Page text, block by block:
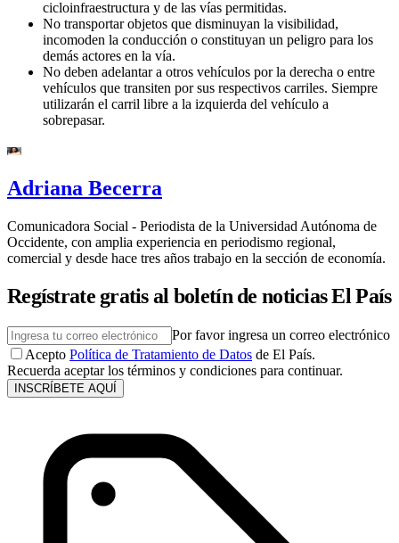
cicloinfraestructura y de las vías permitidas.
No transportar objetos que disminuyan la visibilidad,
incomoden la conducción o constituyan un peligro para los
demás actores en la vía.
No deben adelantar a otros vehículos por la derecha o entre
vehículos que transiten por sus respectivos carriles. Siempre
utilizarán el carril libre a la izquierda del vehículo a
sobrepasar.
Adriana Becerra
Comunicadora Social - Periodista de la Universidad Autónoma de
Occidente, con amplia experiencia en periodismo regional,
comercial y desde hace tres años trabajo en la sección de economía.
Regístrate gratis al boletín de noticias El País
Por favor ingresa un correo electrónico
Acepto Política de Tratamiento de Datos de El País.
Recuerda aceptar los términos y condiciones para continuar.
INSCRÍBETE AQUÍ